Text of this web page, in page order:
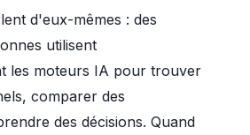
d'eux-mêmes : des
utilisent
les moteurs IA pour trouver
comparer des
des décisions. Quand